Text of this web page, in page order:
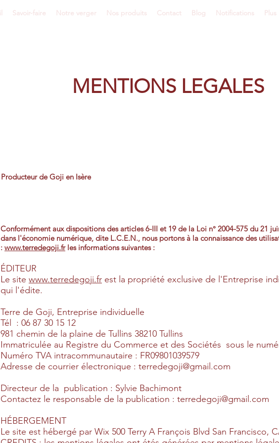
Savoir-faire Notre verger Nos produits Contact Blog Notifications Plus
MENTIONS LEGALES
Conformément aux dispositions des articles 6-III et 19 de la Loi n° 2004-575 du 21
dans l'économie numérique, dite L.C.E.N., nous portons à la connaissance des
: www.terredegoji.frles informations suivantes :
ÉDITEUR
Le site www.terredegoji.fr est la propriété exclusive de l'Entreprise
qui l'édite.
Terre de Goji, Entreprise individuelle
Tél : 06 87 30 15 12
981 chemin de la plaine de Tullins 38210 Tullins
Immatriculée au Registre du Commerce et des Sociétés sous le
Numéro TVA intracommunautaire : FR09801039579
Adresse de courrier électronique : terredegoji@gmail.com
Directeur de la publication : Sylvie Bachimont
Contactez le responsable de la publication : terredegoji@gmail.com
HÉBERGEMENT
Le site est hébergé par Wix 500 Terry A François Blvd San Francisco,
Producteur de Goji en Isère